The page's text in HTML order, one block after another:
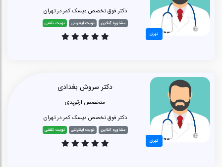
تهران
دکتر فوق تخصص دیسک کمر در تهران
مشاوره آنلاین نوبت اینترنتی نوبت تلفنی
تهران
دکتر سروش بغدادی
متخصص ارتوپدی
دکتر فوق تخصص دیسک کمر در تهران
مشاوره آنلاین نوبت اینترنتی نوبت تلفنی